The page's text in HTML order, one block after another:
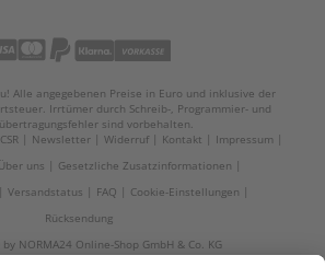
Alle angegebenen Preise in Euro und inklusive der
Irrtümer durch Schreib-, Programmier- und
sind vorbehalten.
Newsletter Widerruf Kontakt
Impressum
Über uns
Gesetzliche Zusatzinformationen
Versandstatus FAQ
Cookie-Einstellungen
Rücksendung
NORMA24 Online-Shop GmbH & Co. KG